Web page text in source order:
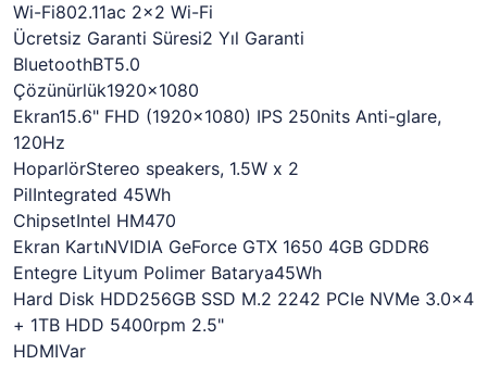
Wi-Fi802.11ac 2x2 Wi-Fi
Ücretsiz Garanti Süresi2 Yıl Garanti
BluetoothBT5.0
Çözünürlük1920x1080
Ekran15.6" FHD (1920x1080) IPS 250nits Anti-glare,
120Hz
HoparlörStereo speakers, 1.5W x 2
PilIntegrated 45Wh
ChipsetIntel HM470
Ekran KartıNVIDIA GeForce GTX 1650 4GB GDDR6
Entegre Lityum Polimer Batarya45Wh
Hard Disk HDD256GB SSD M.2 2242 PCIe NVMe 3.0x4
+ 1TB HDD 5400rpm 2.5"
HDMIVar